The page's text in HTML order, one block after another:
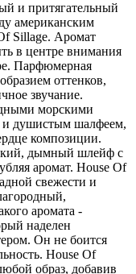
и притягательный
американским
Sillage. Аромат
в центре внимания
Парфюмерная
оттенков,
звучание.
морскими
и душистым шалфеем,
композиции.
дымный шлейф с
аромат. House Of
свежести и
аромата -
наделен
Он не боится
House Of
образ, добавив